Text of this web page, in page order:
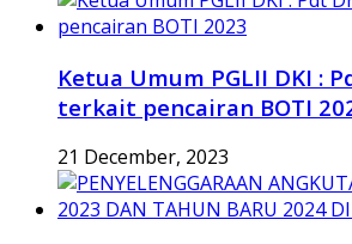
Ketua Umum PGLII DKI :
terkait pencairan BOTI
21 December, 2023